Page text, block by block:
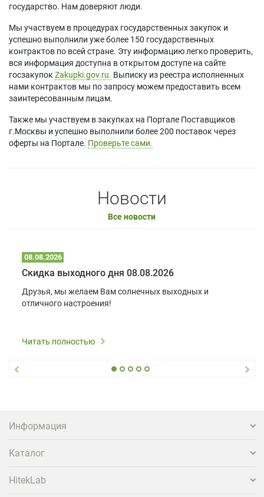
государство. Нам доверяют люди.
Мы участвуем в процедурах государственных закупок и
успешно выполнили уже более 150 государственных
контрактов по всей стране. Эту информацию легко проверить,
вся информация доступна в открытом доступе на сайте
госзакупок Zakupki.gov.ru. Выписку из реестра исполненных
нами контрактов мы по запросу можем предоставить всем
заинтересованным лицам.
Также мы участвуем в закупках на Портале Поставщиков
г.Москвы и успешно выполнили более 200 поставок через
оферты на Портале. Проверьте сами.
Новости
Все новости
08.08.2026
Скидка выходного дня 08.08.2026
Друзья, мы желаем Вам солнечных выходных и
отличного настроения!
Читать полностью
Информация
Каталог
HitekLab